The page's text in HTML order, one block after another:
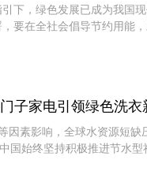
下，绿色发展已成为我国
要在全社会倡导节约用能
子家电引领绿色洗衣
因素影响，全球水资源短缺
国始终坚持积极推进节水